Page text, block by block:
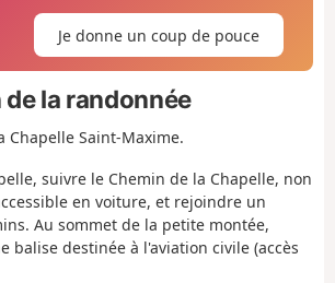
Je donne un coup de pouce
la randonnée
Chapelle Saint-Maxime.
suivre le Chemin de la Chapelle, non
en voiture, et rejoindre un
Au sommet de la petite montée,
balise destinée à l'aviation civile (accès